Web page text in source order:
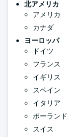
北アメリカ
アメリカ
カナダ
ヨーロッパ
ドイツ
フランス
イギリス
スペイン
イタリア
ポーランド
スイス